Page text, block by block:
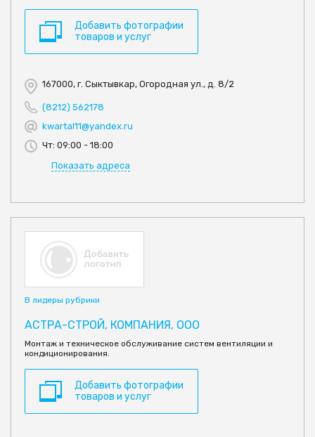
Добавить фотографии
товаров и услуг
167000, г. Сыктывкар, Огородная ул., д. 8/2
(8212) 562178
kwartal11@yandex.ru
Чт: 09:00 - 18:00
Показать адреса
В лидеры рубрики
АСТРА-СТРОЙ, КОМПАНИЯ, ООО
Монтаж и техническое обслуживание систем вентиляции и
кондиционирования.
Добавить фотографии
товаров и услуг